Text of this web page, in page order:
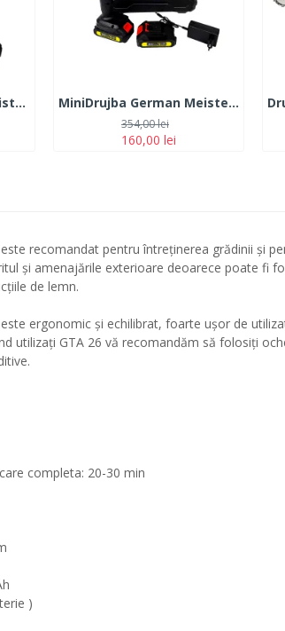
Mini Drujba German Meister 128V, 10Ah, cu 2 Acumulatori, Lama 20CM, Albastra MiniDrujba German Meister, 36V, 5Ah, 2 Acumulatori, Lama 15CM, Neagra
160,00 lei
354,00 lei
recomandat pentru întreținerea grădinii și
și amenajările exterioare deoarece poate fi
de lemn.
ergonomic și echilibrat, foarte ușor de
utilizați GTA 26 vă recomandăm să folosiți
completa: 20-30 min
)